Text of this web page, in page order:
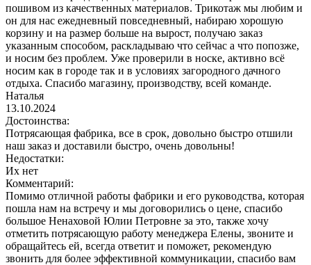
пошивом из качественных материалов. Трикотаж мы любим и
он для нас ежедневный повседневный, набираю хорошую
корзину и на размер больше на вырост, получаю заказ
указанным способом, раскладываю что сейчас а что попозже,
и носим без проблем. Уже проверили в носке, активно всё
носим как в городе так и в условиях загородного дачного
отдыха. Спасибо магазину, производству, всей команде.
Наталья
13.10.2024
Достоинства:
Потрясающая фабрика, все в срок, довольно быстро отшили
наш заказ и доставили быстро, очень довольны!
Недостатки:
Их нет
Комментарий:
Помимо отличной работы фабрики и его руководства, которая
пошла нам на встречу и мы договорились о цене, спасибо
большое Ненаховой Юлии Петровне за это, также хочу
отметить потрясающую работу менеджера Елены, звоните и
обращайтесь ей, всегда ответит и поможет, рекомендую
звонить для более эффективной коммуникации, спасибо вам